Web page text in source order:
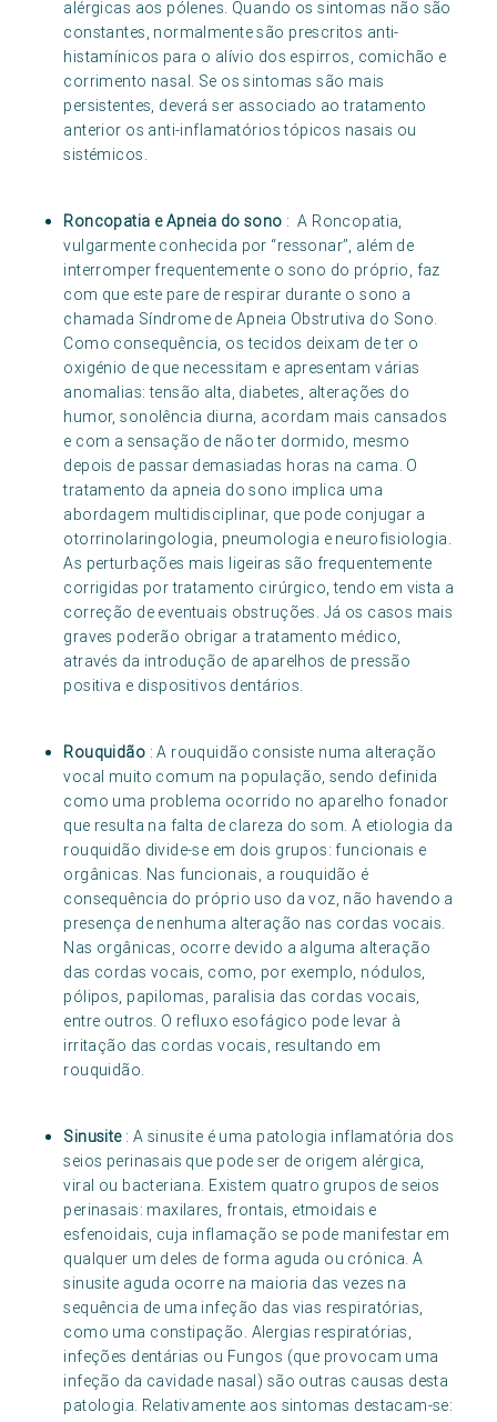
alérgicas aos pólenes. Quando os sintomas não são
constantes, normalmente são prescritos anti-
histamínicos para o alívio dos espirros, comichão e
corrimento nasal. Se os sintomas são mais
persistentes, deverá ser associado ao tratamento
anterior os anti-inflamatórios tópicos nasais ou
sistémicos.
Roncopatia e Apneia do sono : A Roncopatia,
vulgarmente conhecida por “ressonar”, além de
interromper frequentemente o sono do próprio, faz
com que este pare de respirar durante o sono a
chamada Síndrome de Apneia Obstrutiva do Sono.
Como consequência, os tecidos deixam de ter o
oxigénio de que necessitam e apresentam várias
anomalias: tensão alta, diabetes, alterações do
humor, sonolência diurna, acordam mais cansados
e com a sensação de não ter dormido, mesmo
depois de passar demasiadas horas na cama. O
tratamento da apneia do sono implica uma
abordagem multidisciplinar, que pode conjugar a
otorrinolaringologia, pneumologia e neurofisiologia.
As perturbações mais ligeiras são frequentemente
corrigidas por tratamento cirúrgico, tendo em vista a
correção de eventuais obstruções. Já os casos mais
graves poderão obrigar a tratamento médico,
através da introdução de aparelhos de pressão
positiva e dispositivos dentários.
Rouquidão : A rouquidão consiste numa alteração
vocal muito comum na população, sendo definida
como uma problema ocorrido no aparelho fonador
que resulta na falta de clareza do som. A etiologia da
rouquidão divide-se em dois grupos: funcionais e
orgânicas. Nas funcionais, a rouquidão é
consequência do próprio uso da voz, não havendo a
presença de nenhuma alteração nas cordas vocais.
Nas orgânicas, ocorre devido a alguma alteração
das cordas vocais, como, por exemplo, nódulos,
pólipos, papilomas, paralisia das cordas vocais,
entre outros. O refluxo esofágico pode levar à
irritação das cordas vocais, resultando em
rouquidão.
Sinusite: A sinusite é uma patologia inflamatória dos
seios perinasais que pode ser de origem alérgica,
viral ou bacteriana. Existem quatro grupos de seios
perinasais: maxilares, frontais, etmoidais e
esfenoidais, cuja inflamação se pode manifestar em
qualquer um deles de forma aguda ou crónica. A
sinusite aguda ocorre na maioria das vezes na
sequência de uma infeção das vias respiratórias,
como uma constipação. Alergias respiratórias,
infeções dentárias ou Fungos (que provocam uma
infeção da cavidade nasal) são outras causas desta
patologia. Relativamente aos sintomas destacam-se: